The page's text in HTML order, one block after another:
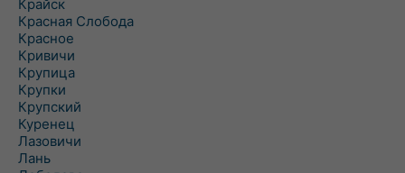
Крайск
Красная Слобода
Красное
Кривичи
Крупица
Крупки
Крупский
Куренец
Лазовичи
Лань